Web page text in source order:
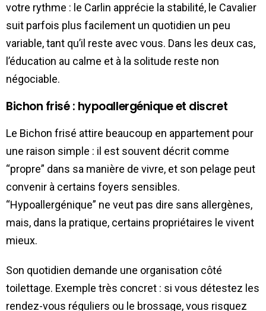
votre rythme : le Carlin apprécie la stabilité, le Cavalier
suit parfois plus facilement un quotidien un peu
variable, tant qu’il reste avec vous. Dans les deux cas,
l’éducation au calme et à la solitude reste non
négociable.
Bichon frisé : hypoallergénique et discret
Le Bichon frisé attire beaucoup en appartement pour
une raison simple : il est souvent décrit comme
“propre” dans sa manière de vivre, et son pelage peut
convenir à certains foyers sensibles.
“Hypoallergénique” ne veut pas dire sans allergènes,
mais, dans la pratique, certains propriétaires le vivent
mieux.
Son quotidien demande une organisation côté
toilettage. Exemple très concret : si vous détestez les
rendez-vous réguliers ou le brossage, vous risquez